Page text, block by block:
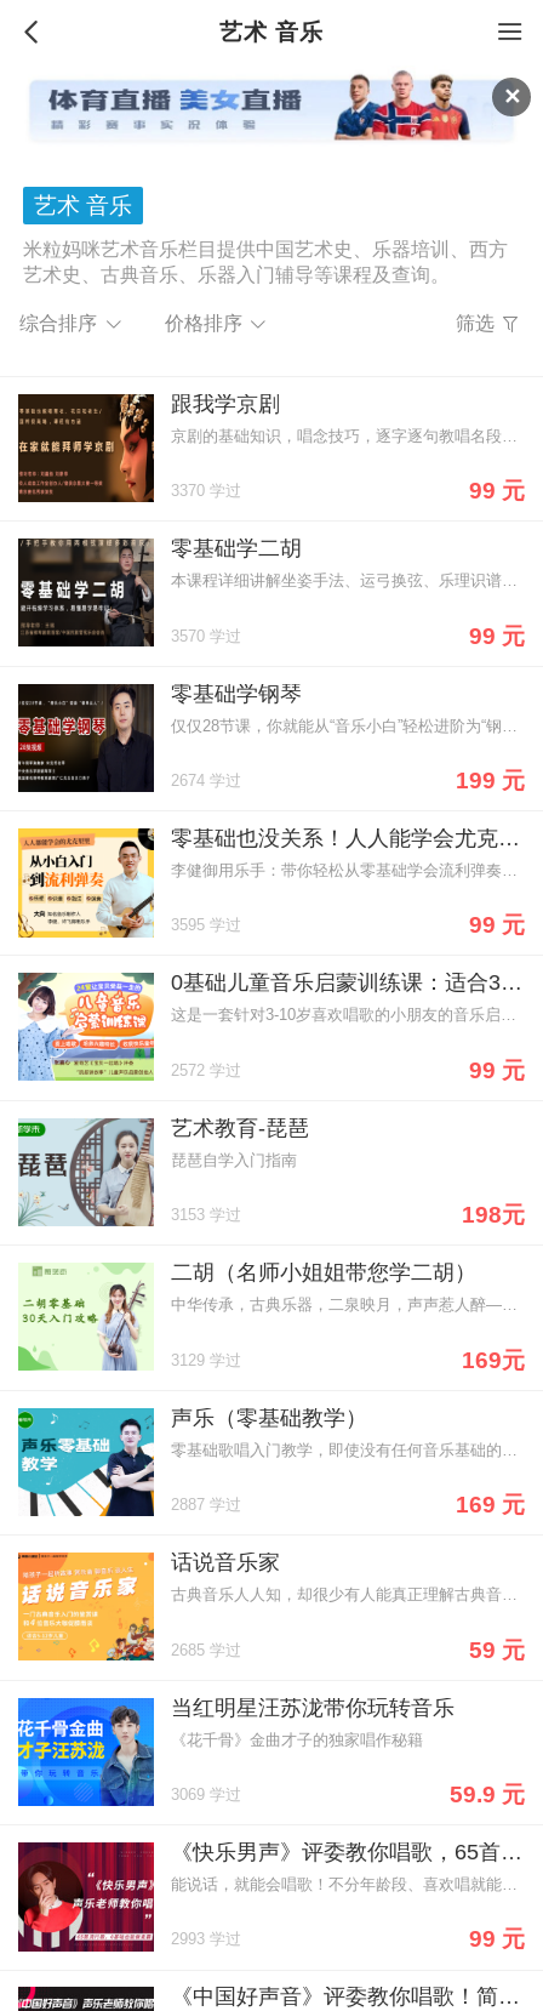
✕
艺术 音乐
艺术 音乐
米粒妈咪艺术音乐栏目提供中国艺术史、乐器培训、西方
艺术史、古典音乐、乐器入门辅导等课程及查询。
综合排序 价格排序 筛选
跟我学京剧
3370 学过 99 元
零基础学二胡
本课程详细讲解坐姿手法、运弓换弦、乐理识谱等，手把手教你零基础学二胡
3570 学过 99 元
零基础学钢琴
2674 学过 199 元
零基础也没关系！人人能学会尤克里里，不走弯路，从小白到流利弹奏
李健御用乐手：带你轻松从零基础学会流利弹奏尤克里里。
3595 学过 99 元
0基础儿童音乐启蒙训练课：适合3-10岁孩子，让宝贝从此爱上唱歌，收获快乐童年！
这是一套针对3-10岁喜欢唱歌的小朋友的音乐启蒙课程。
2572 学过 99 元
艺术教育-琵琶
琵琶自学入门指南
3153 学过 198元
二胡（名师小姐姐带您学二胡）
中华传承，古典乐器，二泉映月，声声惹人醉——二胡零基础
3129 学过 169元
声乐（零基础教学）
2887 学过 169 元
话说音乐家
古典音乐人人知，却很少有人能真正理解古典音乐，这是一门古典音乐的启蒙课程，带你走进音乐大师的访谈间，通过展现莫扎特、贝多芬、舒伯特、肖邦四位音乐家的成长历程，让孩子们在了解人物生平的同时，由浅入深了解音乐小知识、欣赏经典音乐曲目，拓宽自己的艺术视野，提高对音乐的鉴赏能力，与音乐进行一场深度对谈。
2685 学过 59 元
当红明星汪苏泷带你玩转音乐
《花千骨》金曲才子的独家唱作秘籍
3069 学过 59.9 元
《快乐男声》评委教你唱歌，65首流行歌，0基础也能做麦霸！
能说话，就能会唱歌！不分年龄段、喜欢唱就能学！杨老师拥有百万粉丝，具有13年丰富的教学经验，高音、跑调、气息不稳都能轻松解决~
2993 学过 99 元
《中国好声音》评委教你唱歌！简单0基础，做朋友圈的K歌王！